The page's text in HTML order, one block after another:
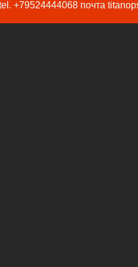
+79524444068 почта